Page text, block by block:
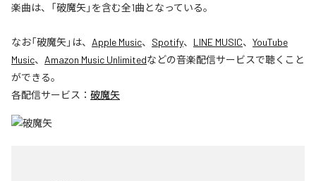
楽曲は、「破魔矢」を含む全1曲となっている。
なお「破魔矢」は、 Apple Music、 Spotify、 LINE MUSIC、 YouTube
Music、 Amazon Music Unlimitedなどの音楽配信サービスで聴くこと
ができる。
各配信サービス： 破魔矢